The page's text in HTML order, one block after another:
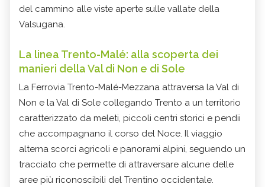
del cammino alle viste aperte sulle vallate della
Valsugana.
La linea Trento-Malé: alla scoperta dei
manieri della Val di Non e di Sole
La Ferrovia Trento-Malé-Mezzana attraversa la Val di
Non e la Val di Sole collegando Trento a un territorio
caratterizzato da meleti, piccoli centri storici e pendii
che accompagnano il corso del Noce. Il viaggio
alterna scorci agricoli e panorami alpini, seguendo un
tracciato che permette di attraversare alcune delle
aree più riconoscibili del Trentino occidentale.